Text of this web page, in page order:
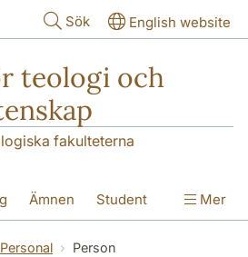
Sök English website
teologi och
fakulteterna
Ämnen Student Mer
Personal
Person